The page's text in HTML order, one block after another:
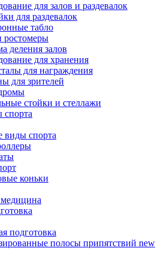
для залов и раздевалок
для раздевалок
табло
ростомеры
деления залов
для хранения
для награждения
для зрителей
стойки и стеллажи
спорта
виды спорта
коньки
подготовка
полосы припятствий new